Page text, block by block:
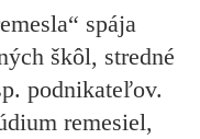
spája
škôl, stredné
podnikateľov.
remesiel,